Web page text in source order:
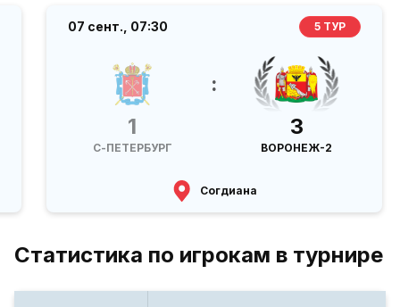
07 сент., 07:30 5 ТУР
1
С-ПЕТЕРБУРГ
:
3
ВОРОНЕЖ-2
Согдиана
Статистика по игрокам в турнире